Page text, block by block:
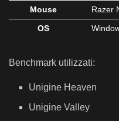
Mouse Razer
OS
Benchmark utilizzati:
Unigine Heaven
Unigine Valley